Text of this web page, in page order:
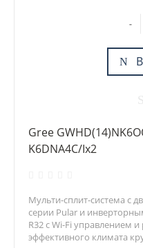
-
Gree
K6DNA4C/Ix2
Мульти-сплит-система с
серии Pular и
R32 с Wi-Fi управлением
эффективного климата